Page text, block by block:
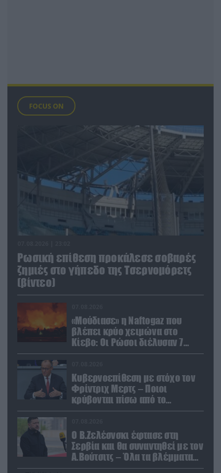
FOCUS ON
Ρωσική επίθεση προκάλεσε σοβαρές
ζημιές στο γήπεδο της Τσερνομόρετς
(βίντεο)
«Μούδιασε» η Naftogaz που
βλέπει κρύο χειμώνα στο
Κίεβο: Οι Ρώσοι διέλυσαν 7
εγκαταστάσεις του ουκρανικού
Κυβερνοεπίθεση με στόχο τον
Φρίντριχ Μερτς – Ποιοι
κρύβονται πίσω από το
παραποιημένο βίντεο
Ο Β.Ζελέσνσκι έφτασε στη
Σερβία και θα συναντηθεί με τον
Α.Βούτσιτς – Όλα τα βλέμματα
στις σχέσεις με τη Ρωσία